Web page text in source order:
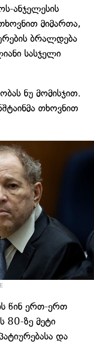
ანჯელესის
მიმართა,
ბრალდება
სასჯელი
ნუ მომისჯით.
თხოვნით
წინ ერთ-ერთ
80-ზე მეტი
და